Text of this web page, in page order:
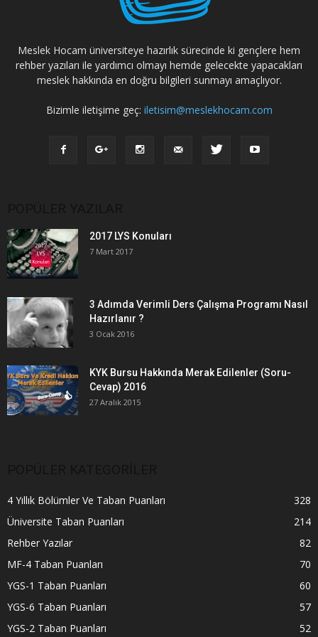
Meslek Hocam üniversiteye hazırlık sürecinde ki gençlere hem
rehber yazıları ile yardımcı olmayı hemde gelecekte yapacakları
meslek hakkında en doğru bilgileri sunmayı amaçlıyor.
Bizimle iletişime geç: iletisim@meslekhocam.com
2017 LYS Konuları
7 Mart 2017
3 Adımda Verimli Ders Çalışma Programı Nasıl
Hazırlanır ?
3 Ocak 2016
KYK Bursu Hakkında Merak Edilenler (Soru-
Cevap) 2016
27 Aralık 2015
4 Yıllık Bölümler Ve Taban Puanları
328
Üniversite Taban Puanları
214
Rehber Yazılar
82
MF-4 Taban Puanları
70
YGS-1 Taban Puanları
60
YGS-6 Taban Puanları
57
YGS-2 Taban Puanları
52